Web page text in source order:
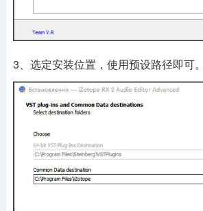
3、选定安装位置，使用预设路径即可。